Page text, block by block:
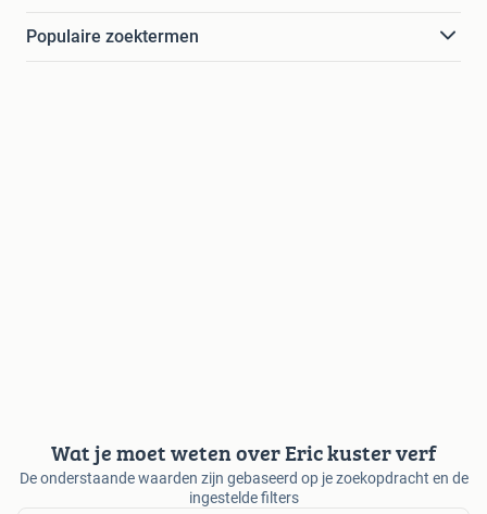
Populaire zoektermen
Wat je moet weten over Eric kuster verf
De onderstaande waarden zijn gebaseerd op je zoekopdracht en de
ingestelde filters